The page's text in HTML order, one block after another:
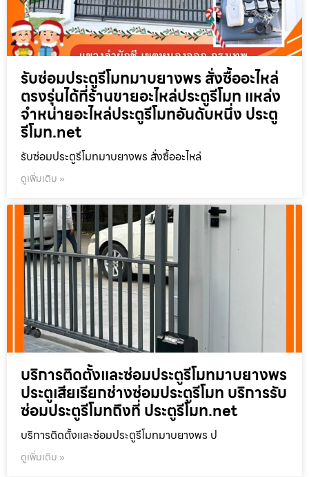
รับซ่อมประตูรีโมทมาบยางพร สั่งซื้ออะไหล่
ตรงรุ่นได้ที่ร้านขายอะไหล่ประตูรีโมท แหล่ง
จำหน่ายอะไหล่ประตูรีโมทอันดับหนึ่ง ประตู
รีโมท.net
รับซ่อมประตูรีโมทมาบยางพร สั่งซื้ออะไหล่
ดูเพิ่มเติม »
บริการติดตั้งและซ่อมประตูรีโมทมาบยางพร
ประตูเสียเรียกช่างซ่อมประตูรีโมท บริการรับ
ซ่อมประตูรีโมทถึงที่ ประตูรีโมท.net
บริการติดตั้งและซ่อมประตูรีโมทมาบยางพร ป
ดูเพิ่มเติม »